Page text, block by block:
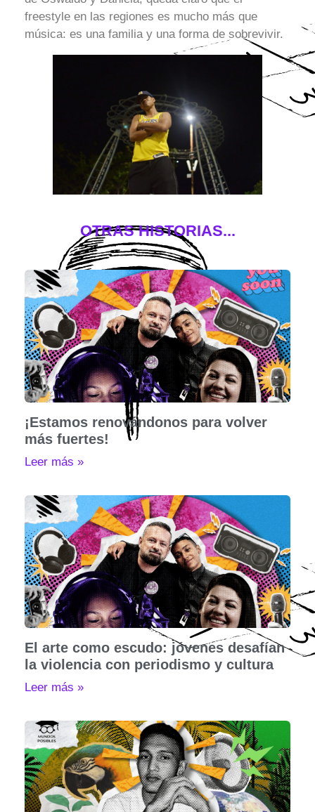
freestyle en las regiones es mucho más que
música: es una familia y una forma de sobrevivir.
OTRAS HISTORIAS...
¡Estamos renovándonos para volver
más fuertes!
Leer más »
El arte como escudo: jóvenes desafían
la violencia con periodismo y cultura
Leer más »